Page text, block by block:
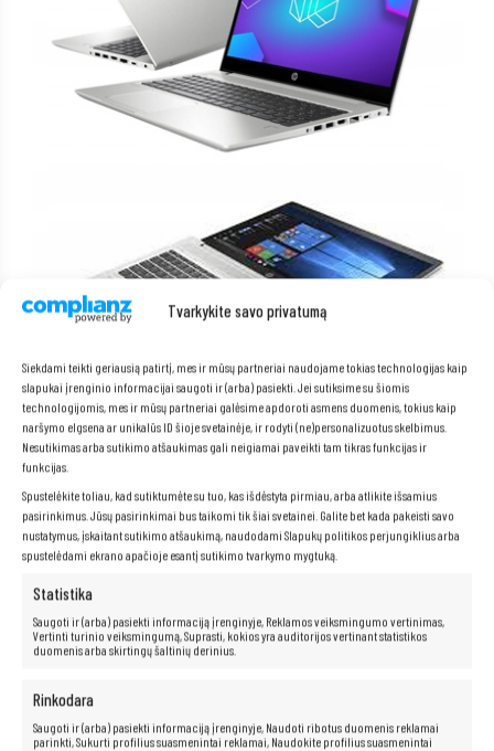
Tvarkykite savo privatumą
Siekdami teikti geriausią patirtį, mes ir mūsų partneriai naudojame tokias technologijas kaip
slapukai įrenginio informacijai saugoti ir (arba) pasiekti. Jei sutiksime su šiomis
technologijomis, mes ir mūsų partneriai galėsime apdoroti asmens duomenis, tokius kaip
naršymo elgsena ar unikalūs ID šioje svetainėje, ir rodyti (ne)personalizuotus skelbimus.
Nesutikimas arba sutikimo atšaukimas gali neigiamai paveikti tam tikras funkcijas ir
funkcijas.
Spustelėkite toliau, kad sutiktumėte su tuo, kas išdėstyta pirmiau, arba atlikite išsamius
pasirinkimus. Jūsų pasirinkimai bus taikomi tik šiai svetainei. Galite bet kada pakeisti savo
nustatymus, įskaitant sutikimo atšaukimą, naudodami Slapukų politikos perjungiklius arba
spustelėdami ekrano apačioje esantį sutikimo tvarkymo mygtuką.
Statistika
Saugoti ir (arba) pasiekti informaciją įrenginyje, Reklamos veiksmingumo vertinimas,
Vertinti turinio veiksmingumą, Suprasti, kokios yra auditorijos vertinant statistikos
duomenis arba skirtingų šaltinių derinius.
Rinkodara
Saugoti ir (arba) pasiekti informaciją įrenginyje, Naudoti ribotus duomenis reklamai
parinkti, Sukurti profilius suasmenintai reklamai, Naudokite profilius suasmenintai
Gamybos kokybė, ergonomika ir dizainas
HP ProBook 450 G6yra nešiojamas kompiuteris, sukurtas atsižvelgiant
į kiekvieną detalę, tiek patvarumo, tiek estetikos požiūriu. Korpusas,
garantuoja patvarumą ir atsparumą kasdieniam naudojimui, išlaikydamas
modernią, elegantišką išvaizdą. Tai įrenginys, kuris lengvai atlaiko
intensyvų naudojimą biuro aplinkoje ir kelionėse.
Nešiojamasis kompiuteris išsiskiria
darbo stalo, tiek kelionėje.
Priekyje yra15,6 colių Full HD matinis ekranas, kuris sumažina
šviesos atspindžius ir pagerina komfortą dirbant gerai apšviestose